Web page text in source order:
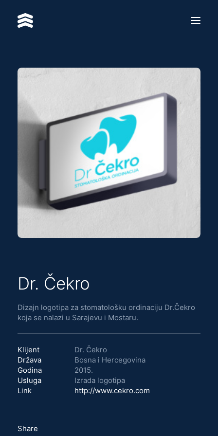
SERVICES
ABOUT US
Dr. Čekro
Dizajn logotipa za stomatološku ordinaciju Dr.Čekro
koja se nalazi u Sarajevu i Mostaru.
Klijent
Dr. Čekro
Država
Bosna i Hercegovina
Godina
2015.
Usluga
Izrada logotipa
Link
http://www.cekro.com
Share